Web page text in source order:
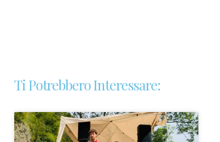
Ti Potrebbero Interessare: